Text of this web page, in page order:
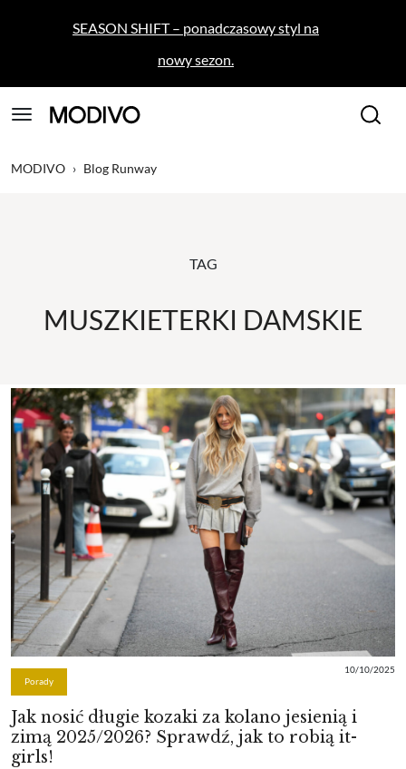
SEASON SHIFT – ponadczasowy styl na
nowy sezon.
MODIVO › Blog Runway
TAG
MUSZKIETERKI DAMSKIE
Porady
10/10/2025
Jak nosić długie kozaki za kolano jesienią i
zimą 2025/2026? Sprawdź, jak to robią it-
girls!